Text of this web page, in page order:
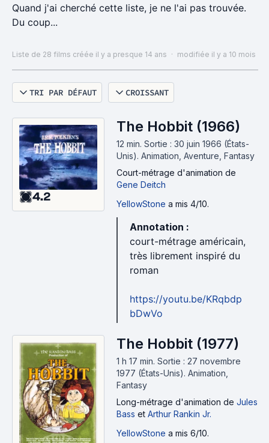
Quand j'ai cherché cette liste, je ne l'ai pas trouvée.
Du coup...
Liste de 28 films créée il y a presque 14 ans · modifiée il y a 10 mois
TRI PAR DÉFAUT CROISSANT
4.2
The Hobbit (1966)
12 min. Sortie : 30 juin 1966 (États-
Unis). Animation, Aventure, Fantasy
Court-métrage d'animation de
Gene Deitch
YellowStone a mis 4/10.
Annotation :
court-métrage américain,
très librement inspiré du
roman
https://youtu.be/KRqbdp
bDwVo
The Hobbit (1977)
1 h 17 min. Sortie : 27 novembre
1977 (États-Unis). Animation,
Fantasy
Long-métrage d'animation de Jules
Bass et Arthur Rankin Jr.
YellowStone a mis 6/10.